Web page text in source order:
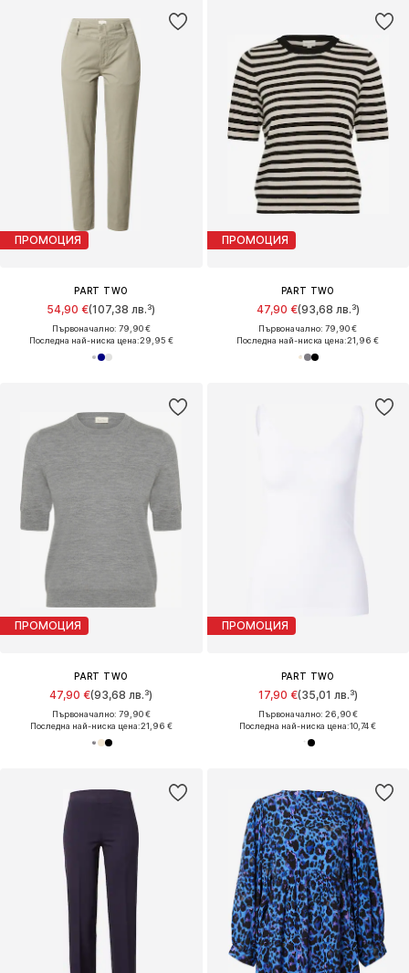
ПРОМОЦИЯ
PART TWO
54,90 €(107,38 лв.³)
Първоначално: 79,90 €
Последна най-ниска цена:29,95 €
ПРОМОЦИЯ
PART TWO
47,90 €(93,68 лв.³)
Първоначално: 79,90 €
Последна най-ниска цена:21,96 €
ПРОМОЦИЯ
PART TWO
47,90 €(93,68 лв.³)
Първоначално: 79,90 €
Последна най-ниска цена:21,96 €
ПРОМОЦИЯ
PART TWO
17,90 €(35,01 лв.³)
Първоначално: 26,90 €
Последна най-ниска цена:10,74 €